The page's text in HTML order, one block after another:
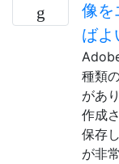
像を
ばよ
種類
があ
作成
保存
が非